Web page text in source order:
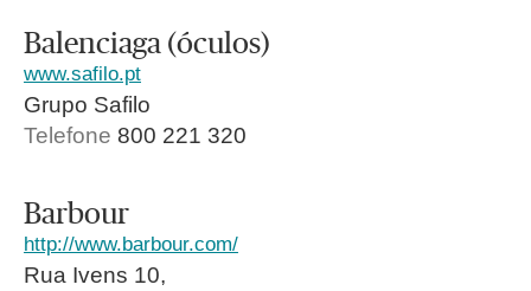
Balenciaga (óculos)
www.safilo.pt
Grupo Safilo
Telefone 800 221 320
Barbour
http://www.barbour.com/
Rua Ivens 10,